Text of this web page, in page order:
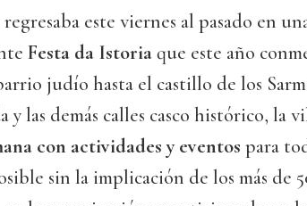
este viernes al pasado en
Festa da Istoriaque este año
judío hasta el castillo de los
y las demás calles casco histórico, la
con actividades y eventos para
sin la implicación de los más de